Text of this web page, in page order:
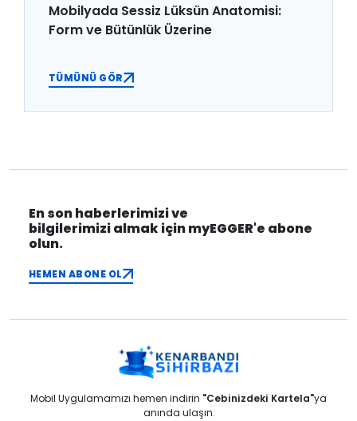
Mobilyada Sessiz Lüksün Anatomisi:
Form ve Bütünlük Üzerine
TÜMÜNÜ GÖR
En son haberlerimizi ve
bilgilerimizi almak için myEGGER'e abone
olun.
HEMEN ABONE OL
Mobil Uygulamamızı hemen indirin "Cebinizdeki Kartela"ya
anında ulaşın.